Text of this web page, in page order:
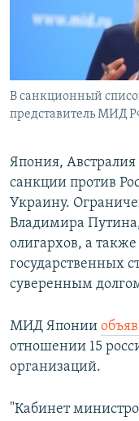
В санкционный
представитель МИД
Япония,
санкции против
Украину.
Владимира
олигархов, а
государственных
суверенным
МИД Японии
отношении 15
организаций.
"Кабинет